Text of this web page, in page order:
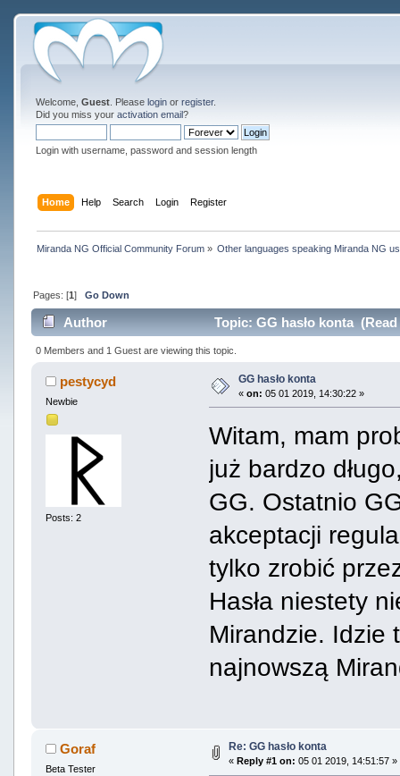
Welcome, Guest. Please loginor register.
Did you miss your activation email?
Login with username, password and session length
Home Help Search Login Register
Miranda NG Official Community Forum» Other languages speaking Miranda NG
Pages: [1] Go Down
Author Topic: GG hasło konta (Read
0 Members and 1 Guest are viewing this topic.
pestycyd
Newbie
Posts: 2
GG hasło konta
« on: 05 01 2019, 14:30:22 »
Witam, mam
już bardzo
GG. Ostatnio
akceptacji
tylko zrobić
Hasła niestety
Mirandzie. Idzie
najnowszą
Goraf
Beta Tester
Re: GG hasło konta
« Reply #1 on: 05 01 2019, 14:51:57 »